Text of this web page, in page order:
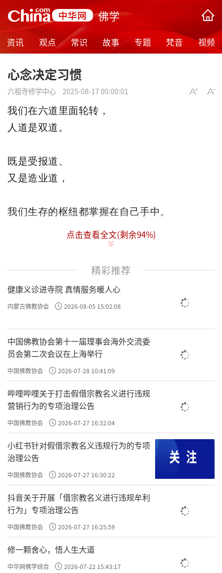
佛学
资讯 观点 常识 故事 专题 梵音 视频
心念决定习惯
六祖寺修学中心 2025-08-17 00:00:01
我们在六道里面轮转，
人道是双道。
既是受报道、
又是造业道，
我们生存的枢纽都掌握在自己手中。
第六意识所起的念头，
所以说“动身发语独为最”。
在我们的内心之中，
每一天都会出现各种各样的念头，
各种各样的心理，
都是我们最在意的、最执着的事情。
因为我们缺乏对于内心的关照，
所以这种是重复是不自觉地在串习。
串习会让它更有力量，
你更难转变它，
然后就会产生强烈的贪嗔情绪。
比方说我们看到喜欢的人，
不由自主就高兴了；
看到讨厌的人，
不由自主就起嗔心。
点击查看全文(剩余94%)
精彩推荐
健康义诊进寺院 真情服务暖人心
内蒙古佛教协会 2026-08-05 15:02:08
中国佛教协会第十一届理事会海外交流委
员会第二次会议在上海举行
中国佛教协会 2026-07-28 10:41:09
哔哩哔哩关于打击假借宗教名义进行违规
营销行为的专项治理公告
中国佛教协会 2026-07-27 16:32:04
小红书针对假借宗教名义违规行为的专项
治理公告
中国佛教协会 2026-07-27 16:30:22
抖音关于开展「借宗教名义进行违规牟利
行为」专项治理公告
中国佛教协会 2026-07-27 16:25:59
修一颗舍心，悟人生大道
中华网佛学综合 2026-07-22 15:43:17